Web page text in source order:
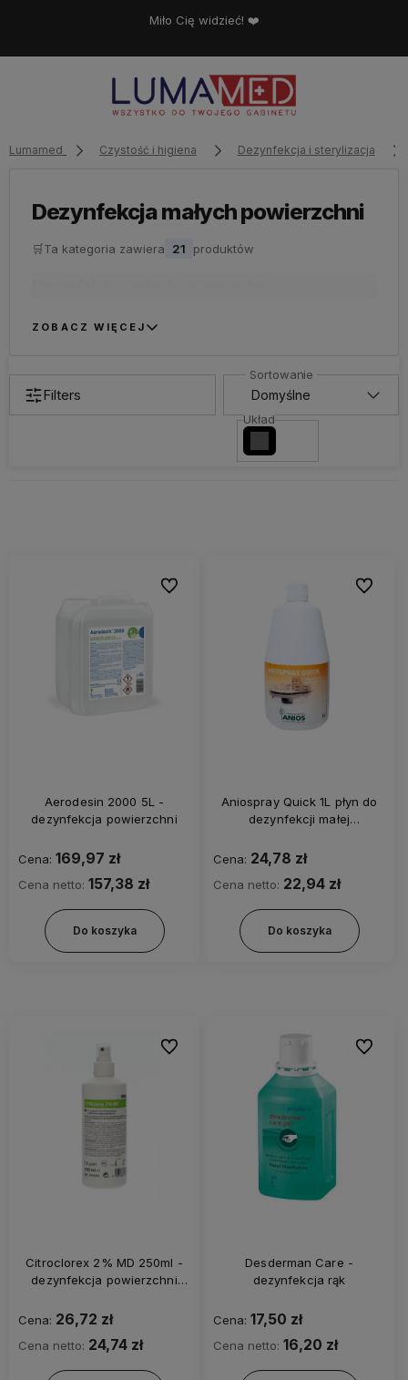
Miło Cię widzieć! ❤️
Lumamed Czystość i higiena Dezynfekcja i sterylizacja
Dezynfekcja małych powierzchni
🛒Ta kategoria zawiera 21 produktów
ZOBACZ WIĘCEJ
Filters
Układ
Aerodesin 2000 5L -
dezynfekcja powierzchni
Cena: 169,97 zł
Cena netto: 157,38 zł
Do koszyka
Do ulubionych
Aniospray Quick 1L płyn do
dezynfekcji małej
Cena: 24,78 zł
Cena netto: 22,94 zł
Do koszyka
Do
Citroclorex 2% MD 250ml -
dezynfekcja powierzchni
jak cewniki, kraniki, korki itp.
Cena: 26,72 zł
Cena netto: 24,74 zł
Do ulubionych
Desderman Care -
dezynfekcja rąk
Cena: 17,50 zł
Cena netto: 16,20 zł
Do